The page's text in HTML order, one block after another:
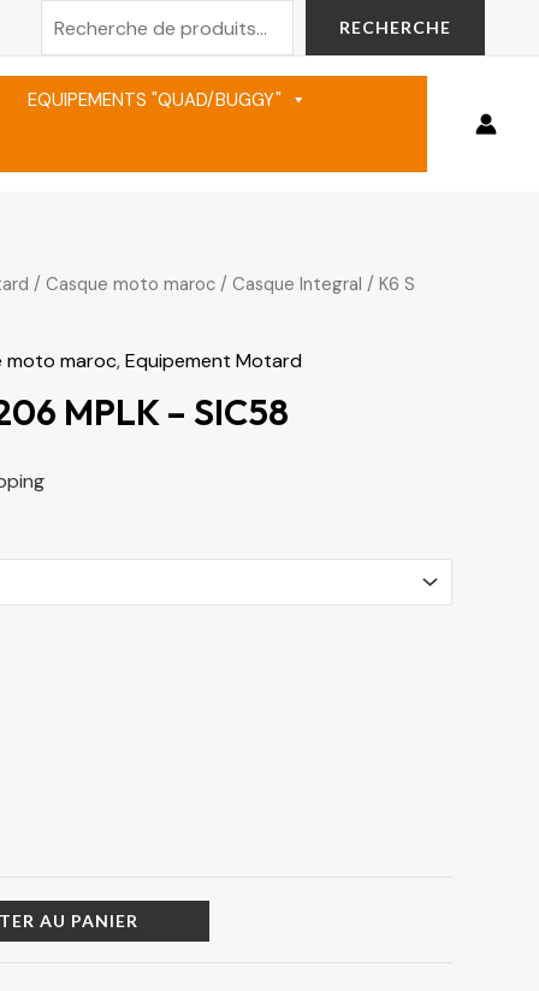
Rechercher RECHERCHE
EQUIPEMENTS "QUAD/BUGGY"
/ Casque moto maroc / Casque Integral / K6 S
moto maroc,Equipement Motard
MPLK – SIC58
AU PANIER